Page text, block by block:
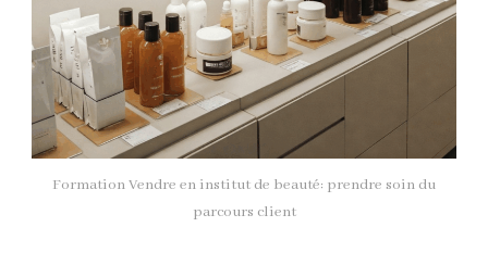
Formation Vendre en institut de beauté: prendre soin du
parcours client